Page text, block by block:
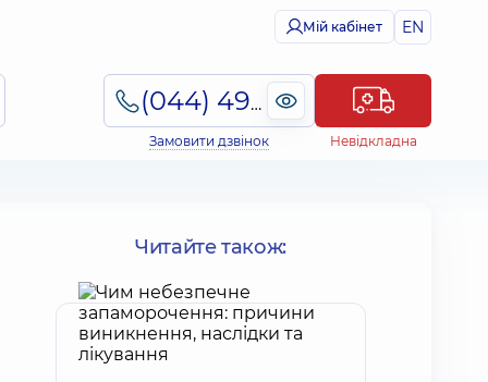
Мій кабінет EN
(044) 495-2-888
Замовити дзвінок Невідкладна
Читайте також: